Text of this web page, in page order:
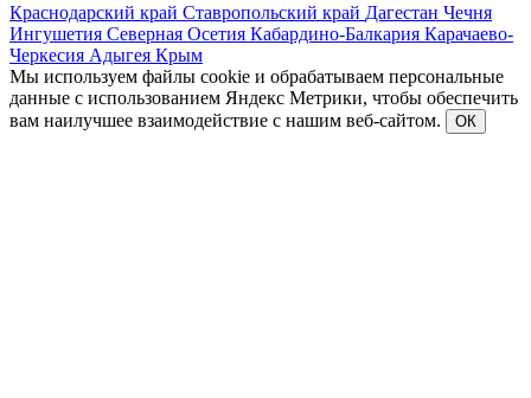
Краснодарский край Ставропольский край Дагестан Чечня
Ингушетия Северная Осетия Кабардино-Балкария Карачаево-
Черкесия Адыгея Крым
Мы используем файлы cookie и обрабатываем персональные
данные с использованием Яндекс Метрики, чтобы обеспечить
вам наилучшее взаимодействие с нашим веб-сайтом.
ОК